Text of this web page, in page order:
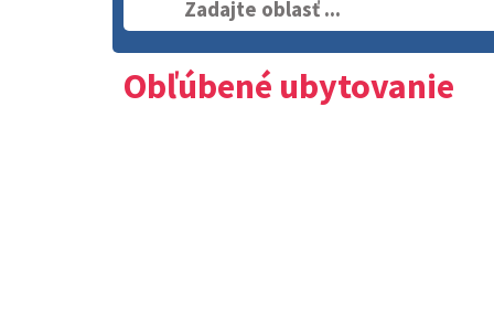
Zadajte oblasť ...
Obľúbené ubytovanie